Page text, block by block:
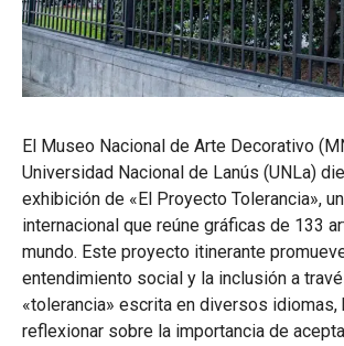
El Museo Nacional de Arte Decorativo
Universidad Nacional de Lanús (UNLa)
exhibición de «El Proyecto Tolerancia»,
internacional que reúne gráficas de 133
mundo. Este proyecto itinerante
entendimiento social y la inclusión a
«tolerancia» escrita en diversos idiomas,
reflexionar sobre la importancia de